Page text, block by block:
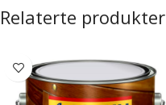
Relaterte produkter